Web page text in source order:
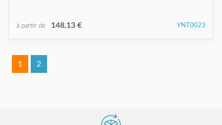
à partir de 148,13 € YNT0023
1 2